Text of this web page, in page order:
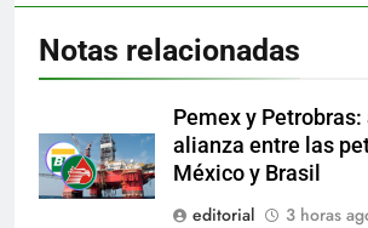
Notas relacionadas
Pemex y
alianza entre las
México y Brasil
editorial
3 horas